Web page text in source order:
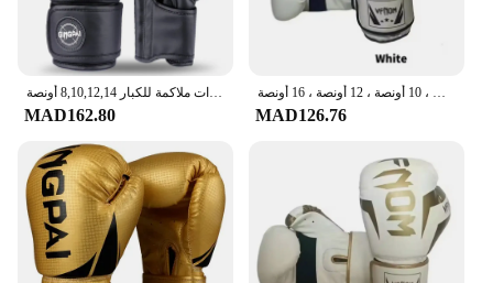
no matter the challenge.
قفازات ملاكمة للكبار 8,10,12,14 أونصة PU كاراتيه MuayThai Guantes De Boxeo معدات تدريب MMA Sanda للرجال والنساء
MAD162.80
قفازات الملاكمة المهنية للبالغين والأطفال ، ساندا ، الملاكمة التايلاندية ، القتال ، كيس اللكم ، الكيك بوكسينغ ، الرجال ، النساء ، 6 أونصات ، 10 أونصة ، 12 أونصة ، 16 أونصة
MAD126.76